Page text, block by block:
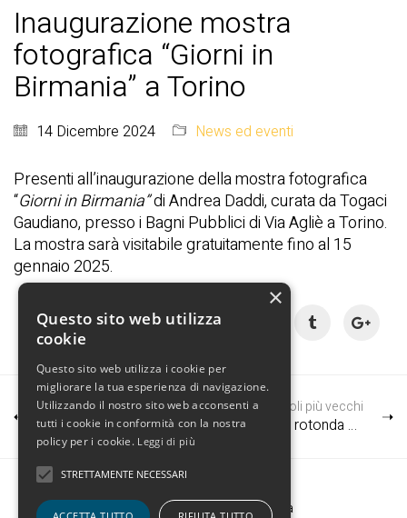
Inaugurazione mostra
fotografica “Giorni in
Birmania” a Torino
14 Dicembre 2024 News ed eventi
Presenti all’inaugurazione della mostra fotografica
“Giorni in Birmania”di Andrea Daddi, curata da Togaci
Gaudiano, presso i Bagni Pubblici di Via Agliè a Torino.
La mostra sarà visitabile gratuitamente fino al 15
gennaio 2025.
Condividi:
Articoli più recenti
Inaugurazione mostra fotografica “Giorni in Birmania” a Torino
Articoli più vecchi
Tavola rotonda con Console Indiano a Torino
Facebook
Web design:Mollusco&Balena
×
Questo sito web utilizza
cookie
Questo sito web utilizza i cookie per
migliorare la tua esperienza di navigazione.
Utilizzando il nostro sito web acconsenti a
tutti i cookie in conformità con la nostra
policy per i cookie. Leggi di più
STRETTAMENTE NECESSARI